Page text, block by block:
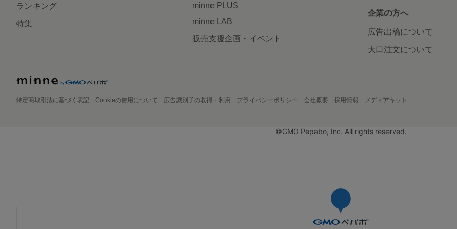
ランキング
特集
minne PLUS
minne LAB
販売支援企画・イベント
企業の方へ
広告出稿について
大口注文について
特定商取引法に基づく表記 Cookieの使用について 広告識別子の取得・利用 プライバシーポリシー 会社概要 採用情報 メディアキット
©GMO Pepabo, Inc. All rights reserved.